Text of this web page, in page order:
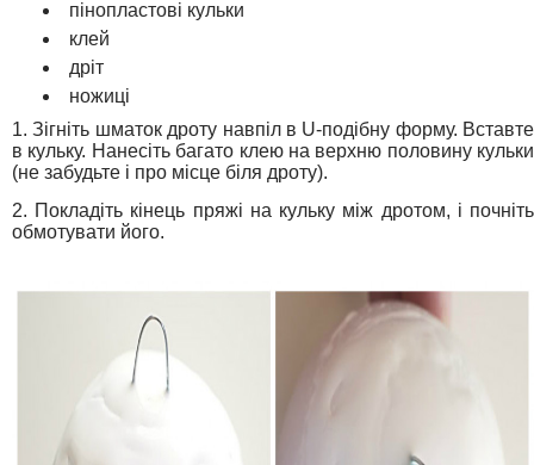
пінопластові кульки
клей
дріт
ножиці
1. Зігніть шматок дроту навпіл в U-подібну форму. Вставте
в кульку. Нанесіть багато клею на верхню половину кульки
(не забудьте і про місце біля дроту).
2. Покладіть кінець пряжі на кульку між дротом, і почніть
обмотувати його.